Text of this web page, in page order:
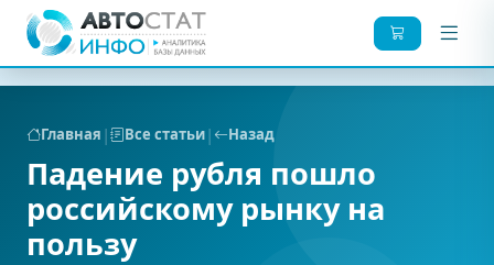
Главная | Все статьи| Назад
Падение рубля пошло
российскому рынку на
пользу